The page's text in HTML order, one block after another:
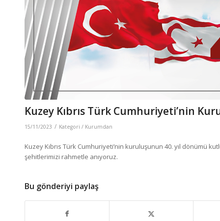
Kuzey Kıbrıs Türk Cumhuriyeti’nin
15/11/2023 / Kategori / Kurumdan
Kuzey Kıbrıs Türk Cumhuriyeti’nin kuruluşunun 40. yıl dönümü
şehitlerimizi rahmetle anıyoruz.
Bu gönderiyi paylaş